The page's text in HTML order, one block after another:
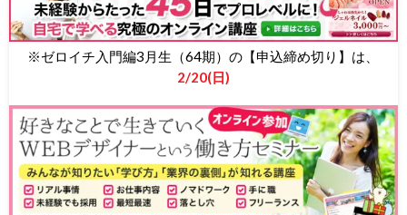
※ゼロイチ入門編3月生（64期）の【申込締め切り】は、
2/20(日)